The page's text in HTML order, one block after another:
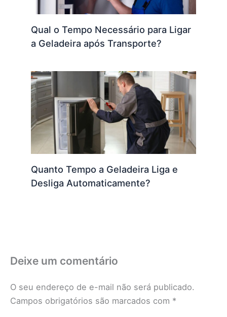
Qual o Tempo Necessário para Ligar
a Geladeira após Transporte?
Quanto Tempo a Geladeira Liga e
Desliga Automaticamente?
Deixe um comentário
O seu endereço de e-mail não será publicado.
Campos obrigatórios são marcados com *